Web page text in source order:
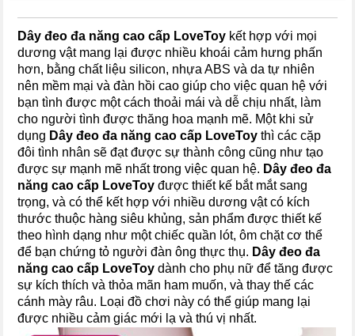
Dây đeo đa năng cao cấp LoveToy kết hợp với mọi
dương vật mang lại được nhiều khoái cảm hưng phấn
hơn, bằng chất liệu silicon, nhựa ABS và da tự nhiên
nên mềm mại và đàn hồi cao giúp cho việc quan hệ với
bạn tình được một cách thoải mái và dễ chịu nhất, làm
cho người tình được thăng hoa mạnh mẽ. Một khi sử
dụng Dây đeo đa năng cao cấp LoveToy thì các cặp
đôi tình nhân sẽ đạt được sự thành công cũng như tạo
được sự mạnh mẽ nhất trong việc quan hệ. Dây đeo đa
năng cao cấp LoveToy được thiết kế bắt mắt sang
trọng, và có thể kết hợp với nhiều dương vật có kích
thước thuộc hàng siêu khủng, sản phẩm được thiết kế
theo hình dạng như một chiếc quần lót, ôm chặt cơ thể
để bạn chứng tỏ người đàn ông thực thụ. Dây đeo đa
năng cao cấp LoveToy dành cho phụ nữ để tăng được
sự kích thích và thỏa mãn ham muốn, và thay thế các
cánh mày râu. Loại đồ chơi này có thể giúp mang lại
được nhiều cảm giác mới lạ và thú vị nhất.